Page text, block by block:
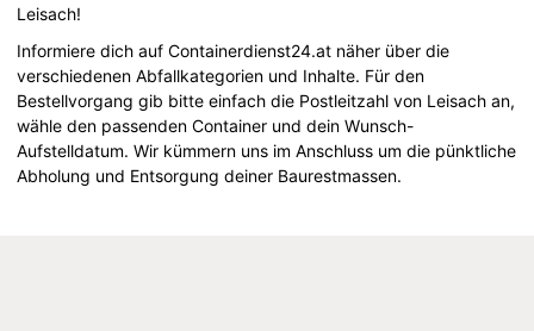
Leisach!
Informiere dich auf Containerdienst24.at näher über die
verschiedenen Abfallkategorien und Inhalte. Für den
Bestellvorgang gib bitte einfach die Postleitzahl von Leisach an,
wähle den passenden Container und dein Wunsch-
Aufstelldatum. Wir kümmern uns im Anschluss um die pünktliche
Abholung und Entsorgung deiner Baurestmassen.